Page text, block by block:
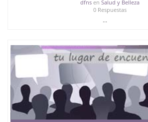
University）圣何塞州立大学（San
University）圣何塞州立大学（San
University）圣何塞州立大学学位证（
University）圣何塞州立大学结业证（
University）圣何塞州立大学结业证（
University）圣何塞州立大学结业证（
University）圣何塞州立大学学位证（
University）圣何塞州立大学学位证（
University）圣何塞州立大学学历证书
State University）圣何塞州立大学学历
Jose State University）圣何塞州立大
（San Jose State University）澳洲读
dfnsen Salud y Belleza
0 Respuestas
...